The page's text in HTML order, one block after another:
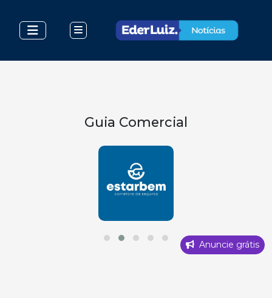
Guia Comercial
Anuncie grátis